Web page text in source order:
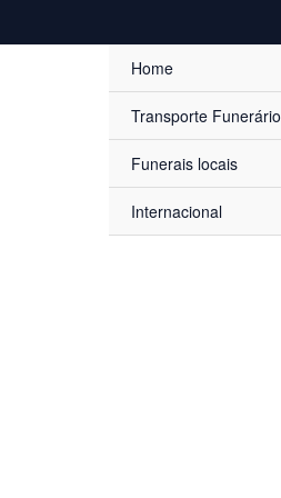
Home
Transporte Funerário
Funerais locais
Internacional